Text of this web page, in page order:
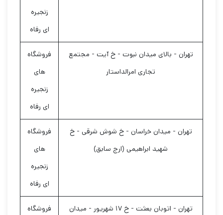
زنجیره
ای رفاه
تهران - بالای میدان نبوت - خ آیت - مجتمع
تجاری امرالداستار
فروشگاه
های
زنجیره
ای رفاه
تهران - میدان خراسان - خ شوش شرقی - خ
شهید ابراهیمی (ارج سابق)
فروشگاه
های
زنجیره
ای رفاه
تهران - اتوبان بعثت - خ ۱۷ شهریور - میدان
فروشگاه